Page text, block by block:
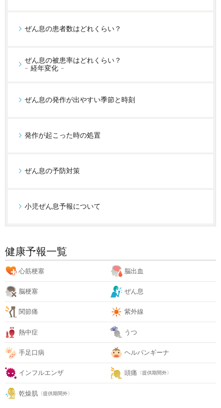
ぜん息の患者数はどれくらい？
ぜん息の被患率はどれくらい？
- 経年変化 -
ぜん息の発作が出やすい季節と時刻
発作が起こった時の処置
ぜん息の予防対策
小児ぜん息予報について
健康予報一覧
心筋梗塞 脳出血
脳梗塞 ぜん息
関節痛 紫外線
熱中症 うつ
手足口病 ヘルパンギーナ
インフルエンザ 頭痛 〈提供期間外〉
乾燥肌 〈提供期間外〉